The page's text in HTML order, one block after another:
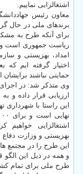
اشتغالزایی نماییم.
معاون رئیس
برندهای ملی در حال
برای آنكه طرح به
ریاست جمهوری است و
امداد، بهزیستی و
اختیار گرفته ایم
حمایتی نباشند برایشان
ارزیابی قرار داده و
این راستا با شهرداری
اشتغالزایی خواهیم
بهزیستی و وزارت دفاع
این طرح را در مجتمع
و همه در ذیل این الگو
طرح ملی برای تمام